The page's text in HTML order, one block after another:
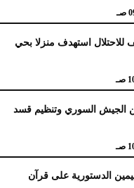
استهدف منزلا بحي
الجيش السوري وتنظيم قسد
الدستورية على قرآن